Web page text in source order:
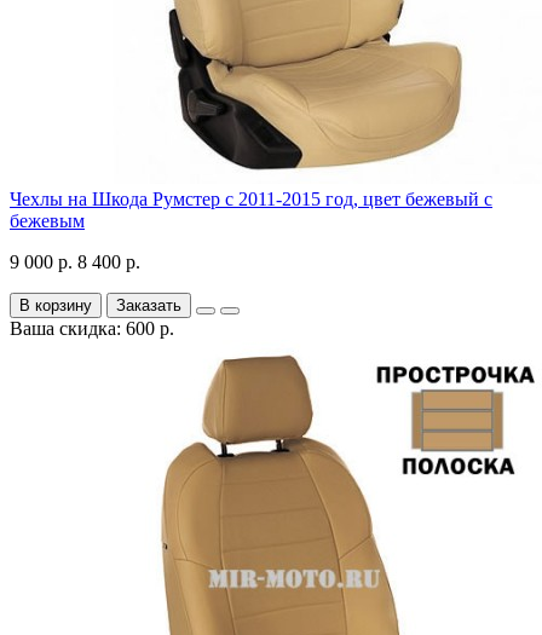
Чехлы на Шкода Румстер с 2011-2015 год, цвет бежевый с
бежевым
9 000 р. 8 400 р.
В корзину Заказать
Ваша скидка: 600 р.